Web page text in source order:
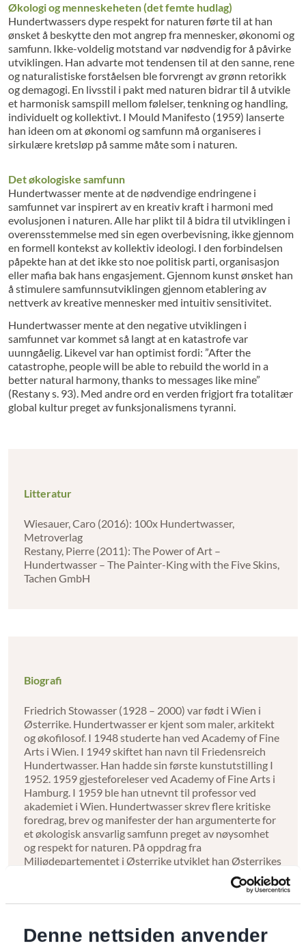
Denne nettsiden anvender
Økologi og menneskeheten (det femte hudlag)
Hundertwassers dype respekt for naturen førte til at han
ønsket å beskytte den mot angrep fra mennesker, økonomi og
samfunn. Ikke-voldelig motstand var nødvendig for å påvirke
utviklingen. Han advarte mot tendensen til at den sanne, rene
og naturalistiske forståelsen ble forvrengt av grønn retorikk
og demagogi. En livsstil i pakt med naturen bidrar til å utvikle
et harmonisk samspill mellom følelser, tenkning og handling,
individuelt og kollektivt. I Mould Manifesto (1959) lanserte
han ideen om at økonomi og samfunn må organiseres i
sirkulære kretsløp på samme måte som i naturen.
Det økologiske samfunn
Hundertwasser mente at de nødvendige endringene i
samfunnet var inspirert av en kreativ kraft i harmoni med
evolusjonen i naturen. Alle har plikt til å bidra til utviklingen i
overensstemmelse med sin egen overbevisning, ikke gjennom
en formell kontekst av kollektiv ideologi. I den forbindelsen
påpekte han at det ikke sto noe politisk parti, organisasjon
eller mafia bak hans engasjement. Gjennom kunst ønsket han
å stimulere samfunnsutviklingen gjennom etablering av
nettverk av kreative mennesker med intuitiv sensitivitet.
Hundertwasser mente at den negative utviklingen i
samfunnet var kommet så langt at en katastrofe var
uunngåelig. Likevel var han optimist fordi: ”After the
catastrophe, people will be able to rebuild the world in a
better natural harmony, thanks to messages like mine”
(Restany s. 93). Med andre ord en verden frigjort fra totalitær
global kultur preget av funksjonalismens tyranni.
Litteratur
Wiesauer, Caro (2016): 100x Hundertwasser,
Metroverlag
Restany, Pierre (2011): The Power of Art –
Hundertwasser – The Painter-King with the Five Skins,
Tachen GmbH
Biografi
Friedrich Stowasser (1928 – 2000) var født i Wien i
Østerrike. Hundertwasser er kjent som maler, arkitekt
og økofilosof. I 1948 studerte han ved Academy of Fine
Arts i Wien. I 1949 skiftet han navn til Friedensreich
Hundertwasser. Han hadde sin første kunstutstilling I
1952. 1959 gjesteforeleser ved Academy of Fine Arts i
Hamburg. I 1959 ble han utnevnt til professor ved
akademiet i Wien. Hundertwasser skrev flere kritiske
foredrag, brev og manifester der han argumenterte for
et økologisk ansvarlig samfunn preget av nøysomhet
og respekt for naturen. På oppdrag fra
Miljødepartementet i Østerrike utviklet han Østerrikes
«økolabel» (1990). Han var aktiv i en rekke kampanjer,
for eksempel: Artists for Peace, Use public transport –
Save the City, Children and the environment og
priser for sitt miljøengasjement, blant andre
Conservation Award i New Zealand (1974) og The